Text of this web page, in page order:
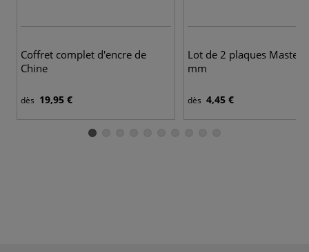
Coffret complet d'encre de
Chine
dès 19,95 €
Lot de 2 plaques
mm
dès 4,45 €